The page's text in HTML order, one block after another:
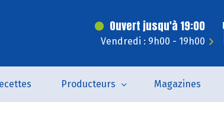
Ouvert jusqu'à 19:00
Vendredi : 9h00 - 19h00
Producteurs Magazines